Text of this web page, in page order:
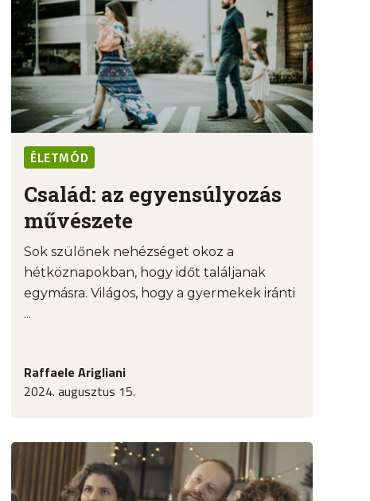
ÉLETMÓD
Család: az egyensúlyozás
művészete
Sok szülőnek nehézséget okoz a
hétköznapokban, hogy időt találjanak
egymásra. Világos, hogy a gyermekek iránti
...
Raffaele Arigliani
2024. augusztus 15.